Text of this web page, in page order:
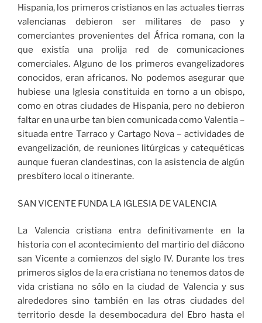
Hispania, los primeros cristianos en las actuales tierras
valencianas debieron ser militares de paso y
comerciantes provenientes del África romana, con la
que existía una prolija red de comunicaciones
comerciales. Alguno de los primeros evangelizadores
conocidos, eran africanos. No podemos asegurar que
hubiese una Iglesia constituida en torno a un obispo,
como en otras ciudades de Hispania, pero no debieron
faltar en una urbe tan bien comunicada como Valentia –
situada entre Tarraco y Cartago Nova – actividades de
evangelización, de reuniones litúrgicas y catequéticas
aunque fueran clandestinas, con la asistencia de algún
presbítero local o itinerante.
SAN VICENTE FUNDA LA IGLESIA DE VALENCIA
La Valencia cristiana entra definitivamente en la
historia con el acontecimiento del martirio del diácono
san Vicente a comienzos del siglo IV. Durante los tres
primeros siglos de la era cristiana no tenemos datos de
vida cristiana no sólo en la ciudad de Valencia y sus
alrededores sino también en las otras ciudades del
territorio desde la desembocadura del Ebro hasta el